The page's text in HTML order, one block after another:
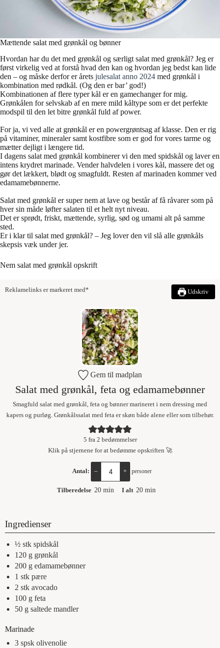
Mættende salat med grønkål og bønner
Hvordan har du det med grønkål og særligt salat med grønkål? Jeg er
først virkelig ved at forstå hvad den kan og hvordan jeg bedst kan lide
den – og måske derfor er årets julesalat anno 2024 med grønkål i
kombination med rødkål. (Og den er bar’ god!)
Kombinationen af flere typer kål er en gamechanger for mig.
Grønkålen for selvskab af en mere mild kåltype som er det perfekte
modspil til den let bitre grønkål fuld af power.
For ja, vi ved alle at grønkål er en powergrøntsag af klasse. Den er rig
på vitaminer, mineraler samt kostfibre som er god for vores tarme og
mætter dejligt i længere tid.
I dagens salat med grønkål kombinerer vi den med spidskål og laver en
intens krydret marinade. Vender halvdelen i vores kål, massere det og
gør det lækkert, blødt og smagfuldt. Resten af marinaden kommer ved
edamamebønnerne.
Salat med grønkål er super nem at lave og består af få råvarer som på
hver sin måde løfter salaten til et helt nyt niveau.
Det er sprødt, friskt, mættende, syrlig, sød og umami alt på samme
sted.
Er i klar til salat med grønkål? – Jeg lover den vil slå alle grønkåls
skepsis væk under jer.
Nem salat med grønkål opskrift
Reklamelinks er markeret med* Udskriv
Gem til madplan
Salat med grønkål, feta og edamamebønner
Smagfuld salat med grønkål, feta og bønner marineret i nem dressing med
kapers og purløg. Grønkålssalat med feta er skøn både alene eller som tilbehør.
5 fra 2 bedømmelser
Klik på stjernene for at bedømme opskriften 🚀
Antal: – + personer
Tilberedelse 20 min I alt 20 min
Ingredienser
½ stk spidskål
120 g grønkål
200 g edamamebønner
1 stk pære
2 stk avocado
100 g feta
50 g saltede mandler
Marinade
3 spsk olivenolie